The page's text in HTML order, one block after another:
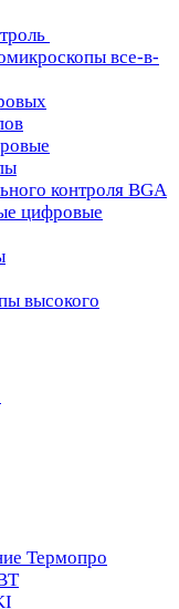
все-в-
контроля BGA
цифровые
высокого
Термопро